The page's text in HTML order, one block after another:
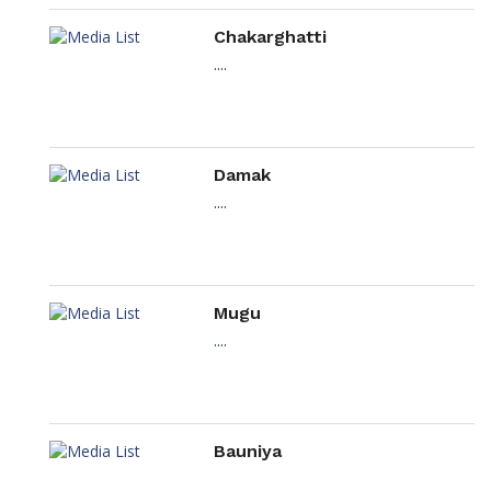
Chakarghatti
....
Damak
....
Mugu
....
Bauniya